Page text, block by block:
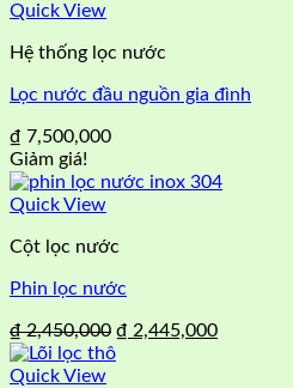
Quick View
Hệ thống lọc nước
Lọc nước đầu nguồn gia đình
₫ 7,500,000
Giảm giá!
Quick View
Cột lọc nước
Phin lọc nước
₫2,450,000 Giá
gốc
₫ 2,445,000Giá
Quick View